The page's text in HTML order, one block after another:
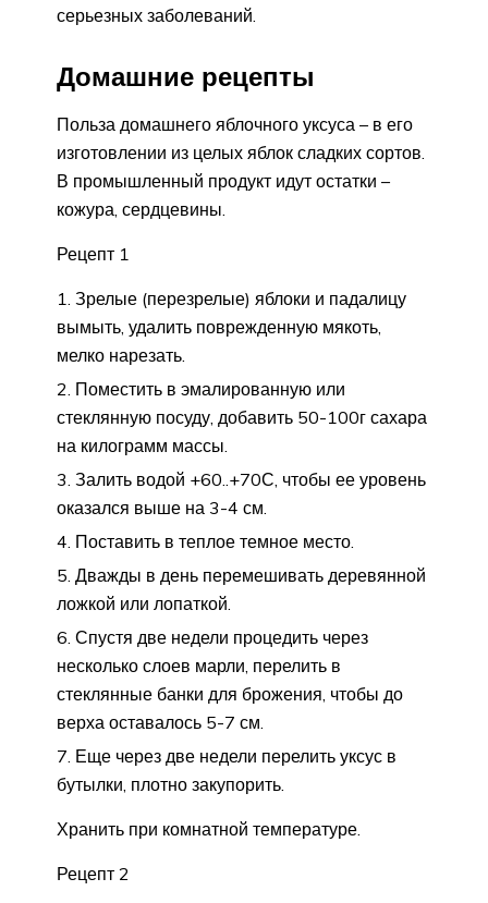
серьезных заболеваний.
Домашние рецепты
Польза домашнего яблочного уксуса – в его
изготовлении из целых яблок сладких сортов.
В промышленный продукт идут остатки –
кожура, сердцевины.
Рецепт 1
Зрелые (перезрелые) яблоки и падалицу
вымыть, удалить поврежденную мякоть,
мелко нарезать.
Поместить в эмалированную или
стеклянную посуду, добавить 50-100г сахара
на килограмм массы.
Залить водой +60..+70С, чтобы ее уровень
оказался выше на 3-4 см.
Поставить в теплое темное место.
Дважды в день перемешивать деревянной
ложкой или лопаткой.
Спустя две недели процедить через
несколько слоев марли, перелить в
стеклянные банки для брожения, чтобы до
верха оставалось 5-7 см.
Еще через две недели перелить уксус в
бутылки, плотно закупорить.
Хранить при комнатной температуре.
Рецепт 2